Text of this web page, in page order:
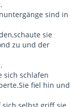
sind in
sie
zu und der
sich schlafen
fiel hin und